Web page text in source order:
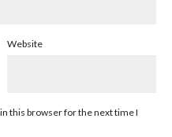
Website
this browser for the next time I